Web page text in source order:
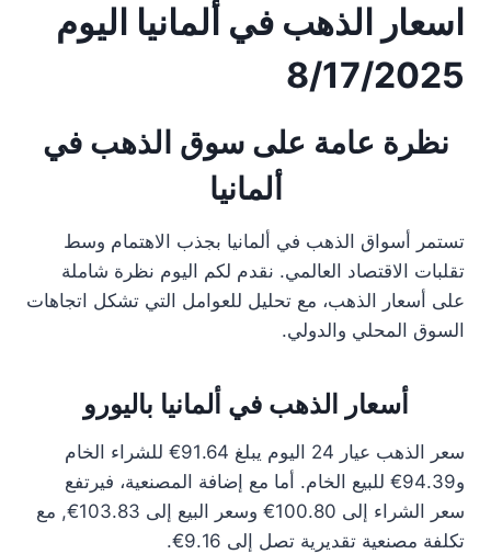
اسعار الذهب في ألمانيا اليوم
8/17/2025
نظرة عامة على سوق الذهب في
ألمانيا
تستمر أسواق الذهب في ألمانيا بجذب الاهتمام وسط
تقلبات الاقتصاد العالمي. نقدم لكم اليوم نظرة شاملة
على أسعار الذهب، مع تحليل للعوامل التي تشكل اتجاهات
السوق المحلي والدولي.
أسعار الذهب في ألمانيا باليورو
سعر الذهب عيار 24 اليوم يبلغ 91.64€ للشراء الخام
و94.39€ للبيع الخام. أما مع إضافة المصنعية، فيرتفع
سعر الشراء إلى 100.80€ وسعر البيع إلى 103.83€, مع
تكلفة مصنعية تقديرية تصل إلى 9.16€.